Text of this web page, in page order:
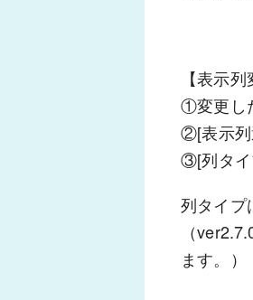
【表示列
①変更し
②[表示列
③[列タイ
列タイプ
（
ます。）